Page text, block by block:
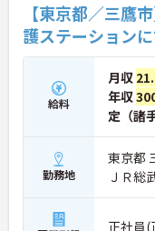
【東京都／三鷹
護ステーション
給料
月収
年収
定（諸
勤務地
東京都
ＪＲ総
正社員(